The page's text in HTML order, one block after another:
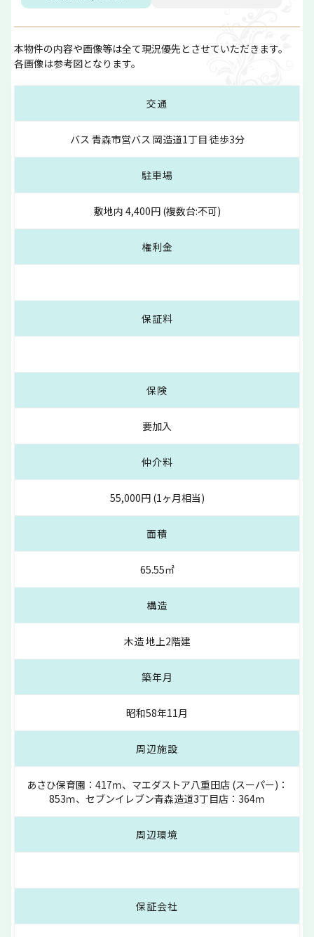
本物件の内容や画像等は全て現況優先とさせていただきます。
各画像は参考図となります。
交通
バス 青森市営バス 岡造道1丁目 徒歩3分
駐車場
敷地内 4,400円 (複数台:不可)
権利金
保証料
保険
要加入
仲介料
55,000円 (1ヶ月相当)
面積
65.55㎡
構造
木造 地上2階建
築年月
昭和58年11月
周辺施設
あさひ保育園：417ｍ、マエダストア八重田店 (スーパー)：
853ｍ、セブンイレブン青森造道3丁目店：364ｍ
周辺環境
保証会社